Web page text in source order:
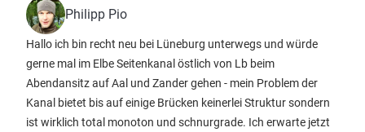
Philipp Pio
Hallo ich bin recht neu bei Lüneburg unterwegs und würde
gerne mal im Elbe Seitenkanal östlich von Lb beim
Abendansitz auf Aal und Zander gehen - mein Problem der
Kanal bietet bis auf einige Brücken keinerlei Struktur sondern
ist wirklich total monoton und schnurgrade. Ich erwarte jetzt